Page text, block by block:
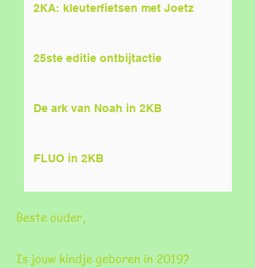
2KA: kleuterfietsen met Joetz
25ste editie ontbijtactie
De ark van Noah in 2KB
FLUO in 2KB
Beste ouder,
Is jouw kindje geboren in 2019?